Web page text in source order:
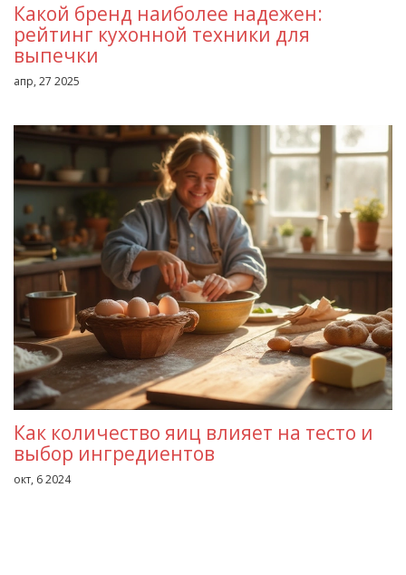
Какой бренд наиболее надежен:
рейтинг кухонной техники для
выпечки
апр, 27 2025
Как количество яиц влияет на тесто и
выбор ингредиентов
окт, 6 2024